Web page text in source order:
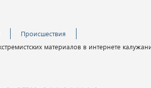
Происшествия
материалов в интернете